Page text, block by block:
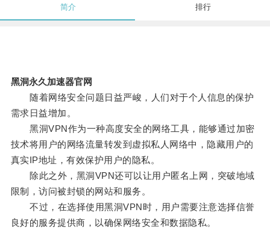
简介 排行
黑洞永久加速器官网
随着网络安全问题日益严峻，人们对于个人信息的保护
需求日益增加。
黑洞VPN作为一种高度安全的网络工具，能够通过加密
技术将用户的网络流量转发到虚拟私人网络中，隐藏用户的
真实IP地址，有效保护用户的隐私。
除此之外，黑洞VPN还可以让用户匿名上网，突破地域
限制，访问被封锁的网站和服务。
不过，在选择使用黑洞VPN时，用户需要注意选择信誉
良好的服务提供商，以确保网络安全和数据隐私。